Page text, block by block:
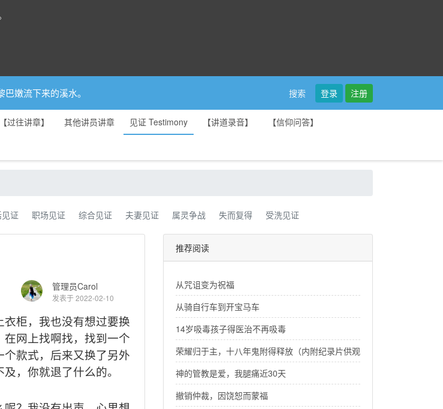
嫩流下来的溪水。 搜索 登录 注册
【过往讲章】 其他讲员讲章 见证 Testimony 【讲道录音】 【信仰问答】
证 职场见证 综合见证 夫妻见证 属灵争战 失而复得 受洗见证
管理员Carol
发表于 2022-02-10
柜，我也没有想过要换
网上找啊找，找到一个
款式，后来又换了另外
，你就退了什么的。
推荐阅读
从咒诅变为祝福
从骑自行车到开宝马车
14岁吸毒孩子得医治不再吸毒
荣耀归于主，十八年鬼附得释放（内附纪录片供观看）
神的管教是爱，我腿痛近30天
撤销仲裁，因饶恕而蒙福